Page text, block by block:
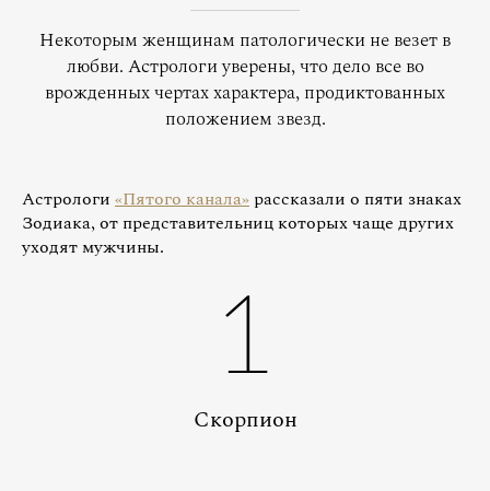
Некоторым женщинам патологически не везет в
любви. Астрологи уверены, что дело все во
врожденных чертах характера, продиктованных
положением звезд.
Астрологи «Пятого канала» рассказали о пяти знаках
Зодиака, от представительниц которых чаще других
уходят мужчины.
1
Скорпион